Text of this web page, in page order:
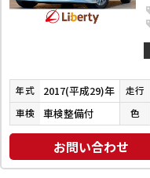
年式 2017(平成29)年 走行
車検 車検整備付 色
お問い合わせ